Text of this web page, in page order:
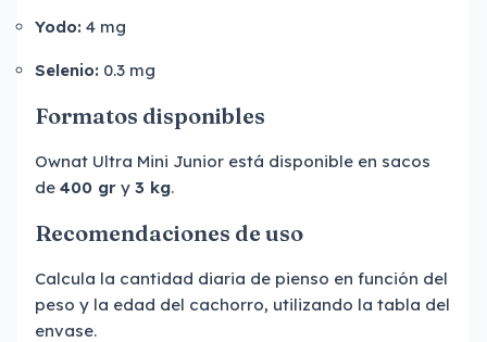
Yodo: 4 mg
Selenio: 0.3 mg
Formatos disponibles
Ownat Ultra Mini Junior está disponible en sacos
de 400 gr y 3 kg.
Recomendaciones de uso
Calcula la cantidad diaria de pienso en función del
peso y la edad del cachorro, utilizando la tabla del
envase.